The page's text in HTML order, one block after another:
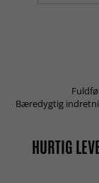
Bæredygtig
HURTIG